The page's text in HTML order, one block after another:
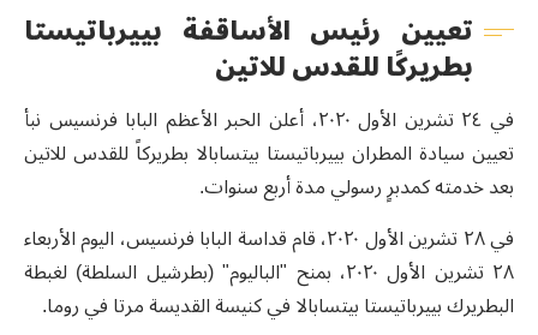
تعيين رئيس الأساقفة بييرباتيستا
بطريركًا للقدس للاتين
في ٢٤ تشرين الأول ٢٠٢٠، أعلن الحبر الأعظم البابا فرنسيس نبأ
تعيين سيادة المطران بييرباتيستا بيتسابالا بطريركاً للقدس للاتين
بعد خدمته كمدبرٍ رسولي مدة أربع سنوات.
في ٢٨ تشرين الأول ٢٠٢٠، قام قداسة البابا فرنسيس، اليوم الأربعاء
٢٨ تشرين الأول ٢٠٢٠، بمنح "الباليوم" (بطرشيل السلطة) لغبطة
البطريرك بييرباتيستا بيتسابالا في كنيسة القديسة مرتا في روما.